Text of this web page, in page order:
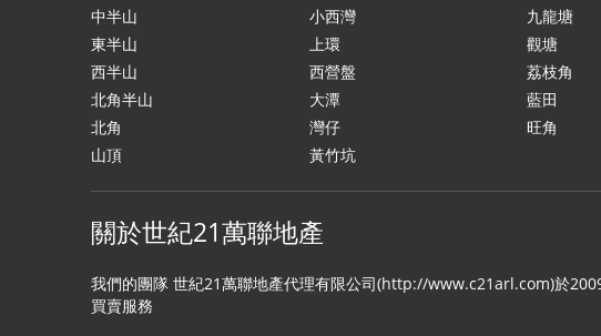
中半山
東半山
西半山
北角半山
北角
山頂
小西灣
上環
西營盤
大潭
灣仔
黃竹坑
九龍塘
觀塘
荔枝角
藍田
旺角
關於世紀21萬聯地產
我們的團隊 世紀21萬聯地產代理有限公司(http://www.c21arl.com)於
買賣服務